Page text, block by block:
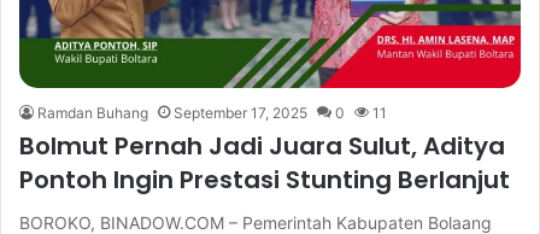
Ramdan Buhang September 17, 2025 0 11
Bolmut Pernah Jadi Juara Sulut, Aditya
Pontoh Ingin Prestasi Stunting Berlanjut
BOROKO, BINADOW.COM – Pemerintah Kabupaten Bolaang